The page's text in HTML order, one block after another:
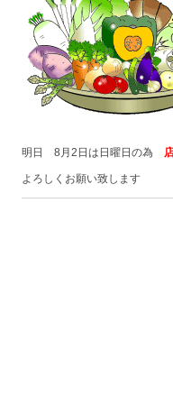
明日 8月2日は日曜日の為
よろしくお願い致します